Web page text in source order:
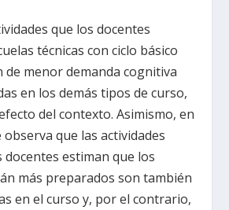
que los docentes
técnicas con ciclo básico
de menor demanda cognitiva
en los demás tipos de curso,
del contexto. Asimismo, en
observa que las actividades
docentes estiman que los
más preparados son también
en el curso y, por el contrario,